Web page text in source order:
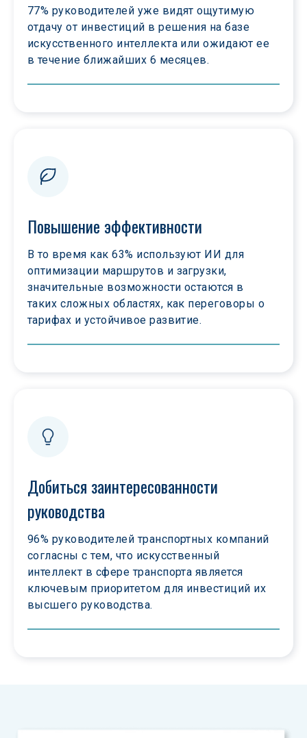
77% руководителей уже видят ощутимую
отдачу от инвестиций в решения на базе
искусственного интеллекта или ожидают ее
в течение ближайших 6 месяцев.
Повышение эффективности
В то время как 63% используют ИИ для
оптимизации маршрутов и загрузки,
значительные возможности остаются в
таких сложных областях, как переговоры о
тарифах и устойчивое развитие.
Добиться заинтересованности
руководства
96% руководителей транспортных компаний
согласны с тем, что искусственный
интеллект в сфере транспорта является
ключевым приоритетом для инвестиций их
высшего руководства.